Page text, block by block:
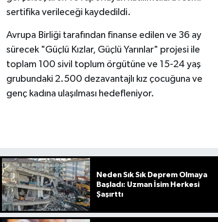
sertifika verileceği kaydedildi.
Avrupa Birliği tarafından finanse edilen ve 36 ay
sürecek "Güçlü Kızlar, Güçlü Yarınlar" projesi ile
toplam 100 sivil toplum örgütüne ve 15-24 yaş
grubundaki 2.500 dezavantajlı kız çocuğuna ve
genç kadına ulaşılması hedefleniyor.
Neden Sık Sık Deprem Olmaya
Başladı: Uzman İsim Herkesi
Şaşırttı